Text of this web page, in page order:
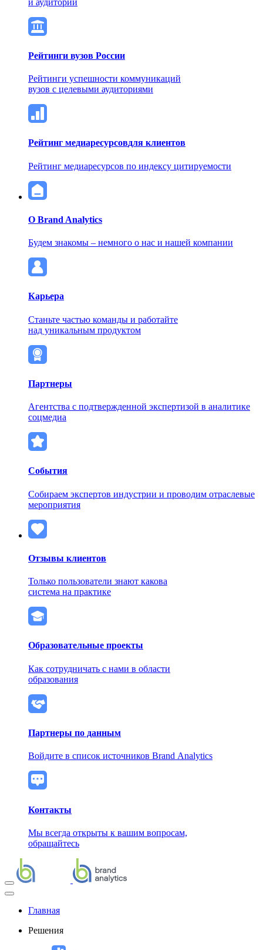
Рейтинги вузов России
Рейтинги успешности коммуникаций
вузов с целевыми аудиториями
Рейтинг медиаресурсовдля клиентов
Рейтинг медиаресурсов по индексу цитируемости
О Brand Analytics
Будем знакомы – немного о нас и нашей компании
Карьера
Станьте частью команды и работайте
над уникальным продуктом
Партнеры
Агентства с подтвержденной экспертизой в аналитике
соцмедиа
События
Собираем экспертов индустрии и проводим отраслевые
мероприятия
Отзывы клиентов
Только пользователи знают какова
система на практике
Образовательные проекты
Как сотрудничать с нами в области
образования
Партнеры по данным
Войдите в список источников Brand Analytics
Контакты
Мы всегда открыты к вашим вопросам,
обращайтесь
Главная
Решения